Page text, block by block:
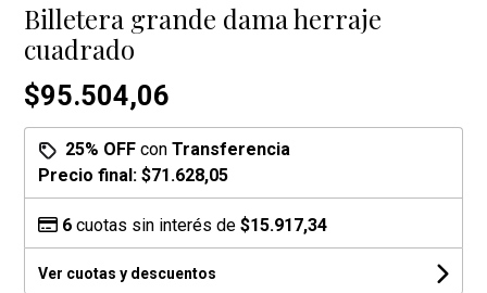
Billetera grande dama herraje
cuadrado
$95.504,06
25% OFF conTransferencia
Precio final:$71.628,05
6 cuotas sin interés de$15.917,34
Ver cuotas y descuentos